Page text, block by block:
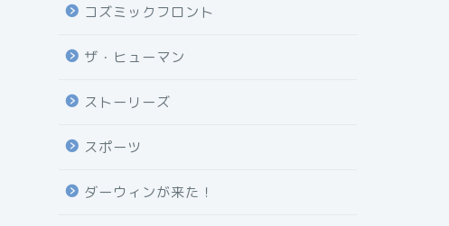
コズミックフロント
ザ・ヒューマン
ストーリーズ
スポーツ
ダーウィンが来た！